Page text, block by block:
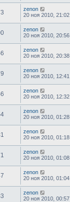
zenon
20 ноя 2010, 21:02
zenon
20 ноя 2010, 20:56
zenon
20 ноя 2010, 20:38
zenon
20 ноя 2010, 12:41
zenon
20 ноя 2010, 12:32
zenon
20 ноя 2010, 01:28
zenon
20 ноя 2010, 01:18
zenon
20 ноя 2010, 01:08
zenon
20 ноя 2010, 01:04
zenon
20 ноя 2010, 00:57